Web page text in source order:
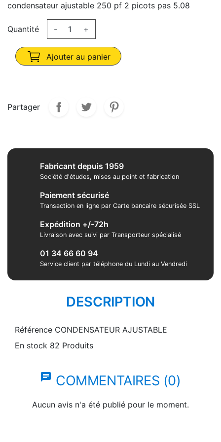
condensateur ajustable 250 pf 2 picots pas 5.08
Quantité - +
Ajouter au panier
Partager
Fabricant depuis 1959
Société d'études, mises au point et fabrication
Paiement sécurisé
Transaction en ligne par Carte bancaire sécurisée SSL
Expédition +/-72h
Livraison avec suivi par Transporteur spécialisé
01 34 66 60 94
Service client par téléphone du Lundi au Vendredi
DESCRIPTION
Référence CONDENSATEUR AJUSTABLE
En stock 82 Produits
chat COMMENTAIRES (0)
Aucun avis n'a été publié pour le moment.